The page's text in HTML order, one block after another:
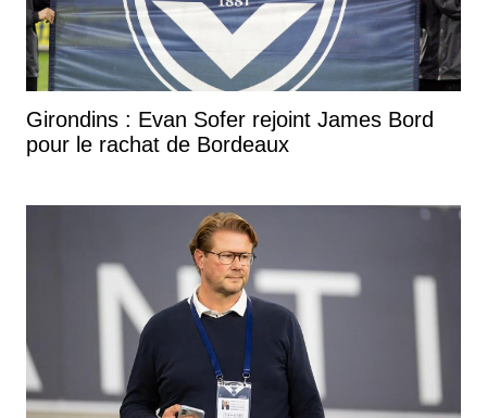
Girondins : Evan Sofer rejoint James Bord
pour le rachat de Bordeaux